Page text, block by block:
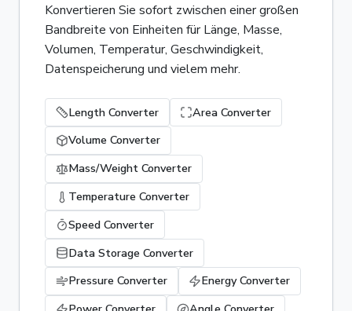
Konvertieren Sie sofort zwischen einer großen
Bandbreite von Einheiten für Länge, Masse,
Volumen, Temperatur, Geschwindigkeit,
Datenspeicherung und vielem mehr.
Length Converter
Area Converter
Volume Converter
Mass/Weight Converter
Temperature Converter
Speed Converter
Data Storage Converter
Pressure Converter
Energy Converter